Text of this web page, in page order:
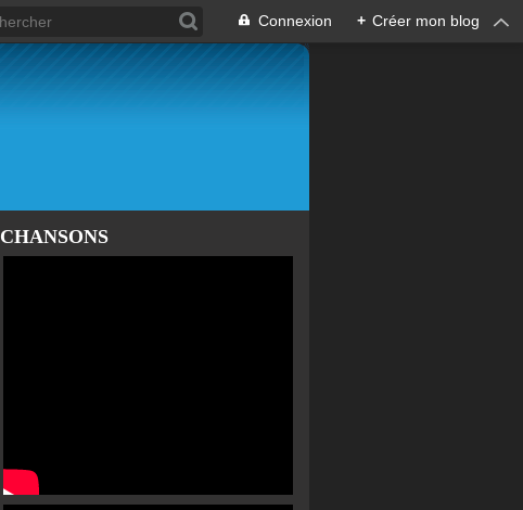
Connexion + Créer mon blog
CHANSONS